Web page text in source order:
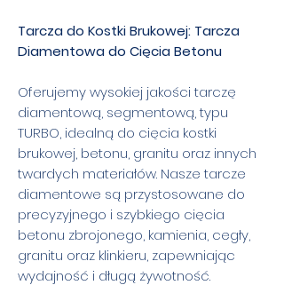
Tarcza do Kostki Brukowej: Tarcza
Diamentowa do Cięcia Betonu
Oferujemy wysokiej jakości tarczę
diamentową, segmentową, typu
TURBO, idealną do cięcia kostki
brukowej, betonu, granitu oraz innych
twardych materiałów. Nasze tarcze
diamentowe są przystosowane do
precyzyjnego i szybkiego cięcia
betonu zbrojonego, kamienia, cegły,
granitu oraz klinkieru, zapewniając
wydajność i długą żywotność.